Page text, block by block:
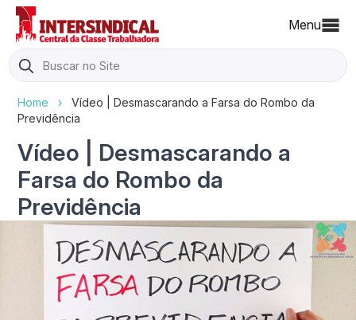
Menu
Search
for:
Home ›
Vídeo | Desmascarando a Farsa do Rombo da
Previdência
Vídeo | Desmascarando a
Farsa do Rombo da
Previdência